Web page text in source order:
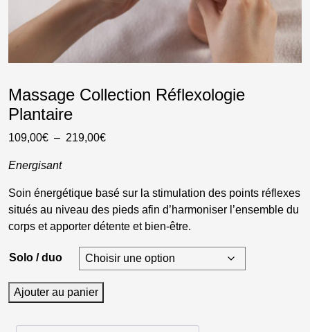
Massage Collection Réflexologie
Plantaire
109,00€ – 219,00€Plage
109,00€
219,00€
Energisant
Soin énergétique basé sur la stimulation des points réflexes
situés au niveau des pieds afin d’harmoniser l’ensemble du
corps et apporter détente et bien-être.
Solo / duo
quantité
de
Massage
Ajouter au panier